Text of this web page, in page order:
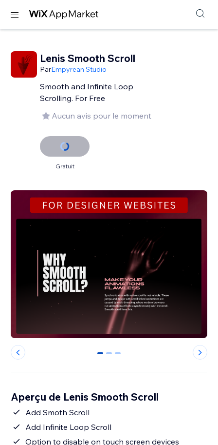
Lenis Smooth Scroll
ParEmpyrean Studio
Smooth and Infinite Loop
Scrolling. For Free
Aucun avis pour le moment
Gratuit
0 1 2
Aperçu de Lenis Smooth Scroll
Add Smoth Scroll
Add Infinite Loop Scroll
Option to disable on touch screen devices